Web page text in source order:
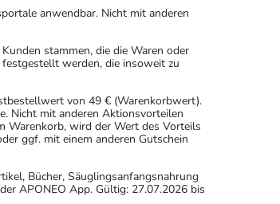
anwendbar. Nicht mit anderen
stammen, die die Waren oder
werden, die insoweit zu
von 49 € (Warenkorbwert).
Nicht mit anderen Aktionsvorteilen
Warenkorb, wird der Wert des Vorteils
ggf. mit einem anderen Gutschein
Bücher, Säuglingsanfangsnahrung
APONEO App. Gültig: 27.07.2026 bis